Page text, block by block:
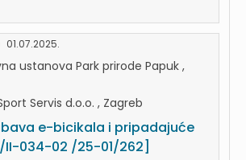
01.07.2025.
ustanova Park prirode Papuk ,
Servis d.o.o. , Zagreb
e-bicikala i pripadajuće
II-034-02 /25-01/262]